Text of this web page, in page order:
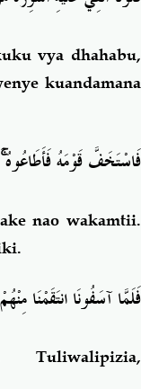
vya dhahabu,
kuandamana
فَاسْتَخَفَّ قَوْمَهُ فَأَطَاعُوهُۚ
nao wakamtii.
فَلَمَّا آسَفُونَا انتَقَمْنَا
Tuliwalipizia,